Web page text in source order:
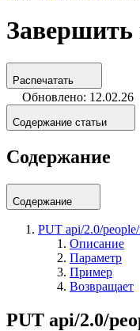
Завершить
Распечатать
Обновлено: 12.02.26
Содержание статьи
Содержание
Содержание
PUT api/2.0/
Описание
Параметр
Пример
Возвращает
PUT api/2.0/